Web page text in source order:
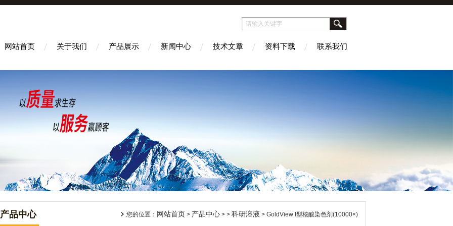
网站首页 关于我们 产品展示 新闻中心 技术文章 资料下载 联系我们
产品中心 您的位置： 网站首页 > 产品中心 > > 科研溶液 > GoldView I型核酸染色剂(10000×)